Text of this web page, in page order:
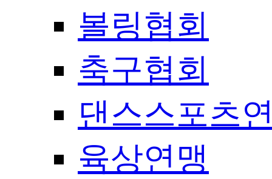
볼링협회
축구협회
댄스스포츠
육상연맹